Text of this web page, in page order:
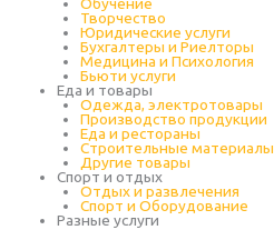
Творчество
Юридические услуги
Бухгалтеры и Риелторы
Медицина и Психология
Бьюти услуги
Еда и товары
Одежда, электротовары
Производство продукции
Еда и рестораны
Строительные материалы
Другие товары
Спорт и отдых
Отдых и развлечения
Спорт и Оборудование
Разные услуги